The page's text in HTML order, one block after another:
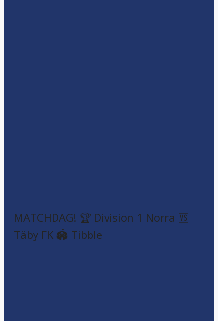
MATCHDAG! 🏆 Division 1 Norra 🆚
Täby FK 🏟️ Tibble